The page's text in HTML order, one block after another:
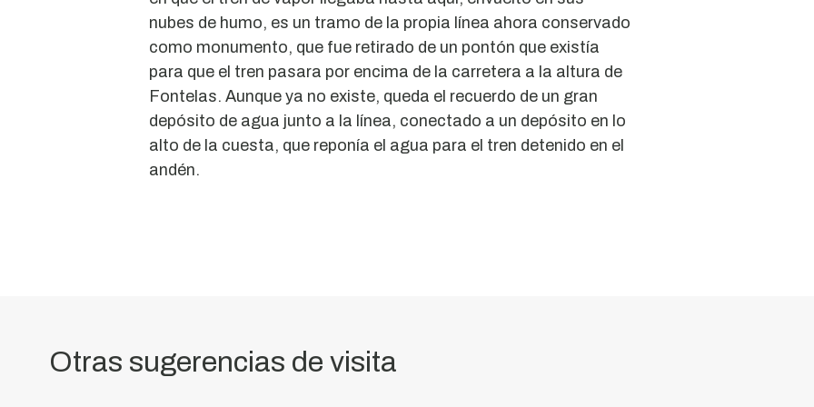
nubes de humo, es un tramo de la propia línea ahora conservado
como monumento, que fue retirado de un pontón que existía
para que el tren pasara por encima de la carretera a la altura de
Fontelas. Aunque ya no existe, queda el recuerdo de un gran
depósito de agua junto a la línea, conectado a un depósito en lo
alto de la cuesta, que reponía el agua para el tren detenido en el
andén.
Otras sugerencias de visita
Antigua
estación
vieja.